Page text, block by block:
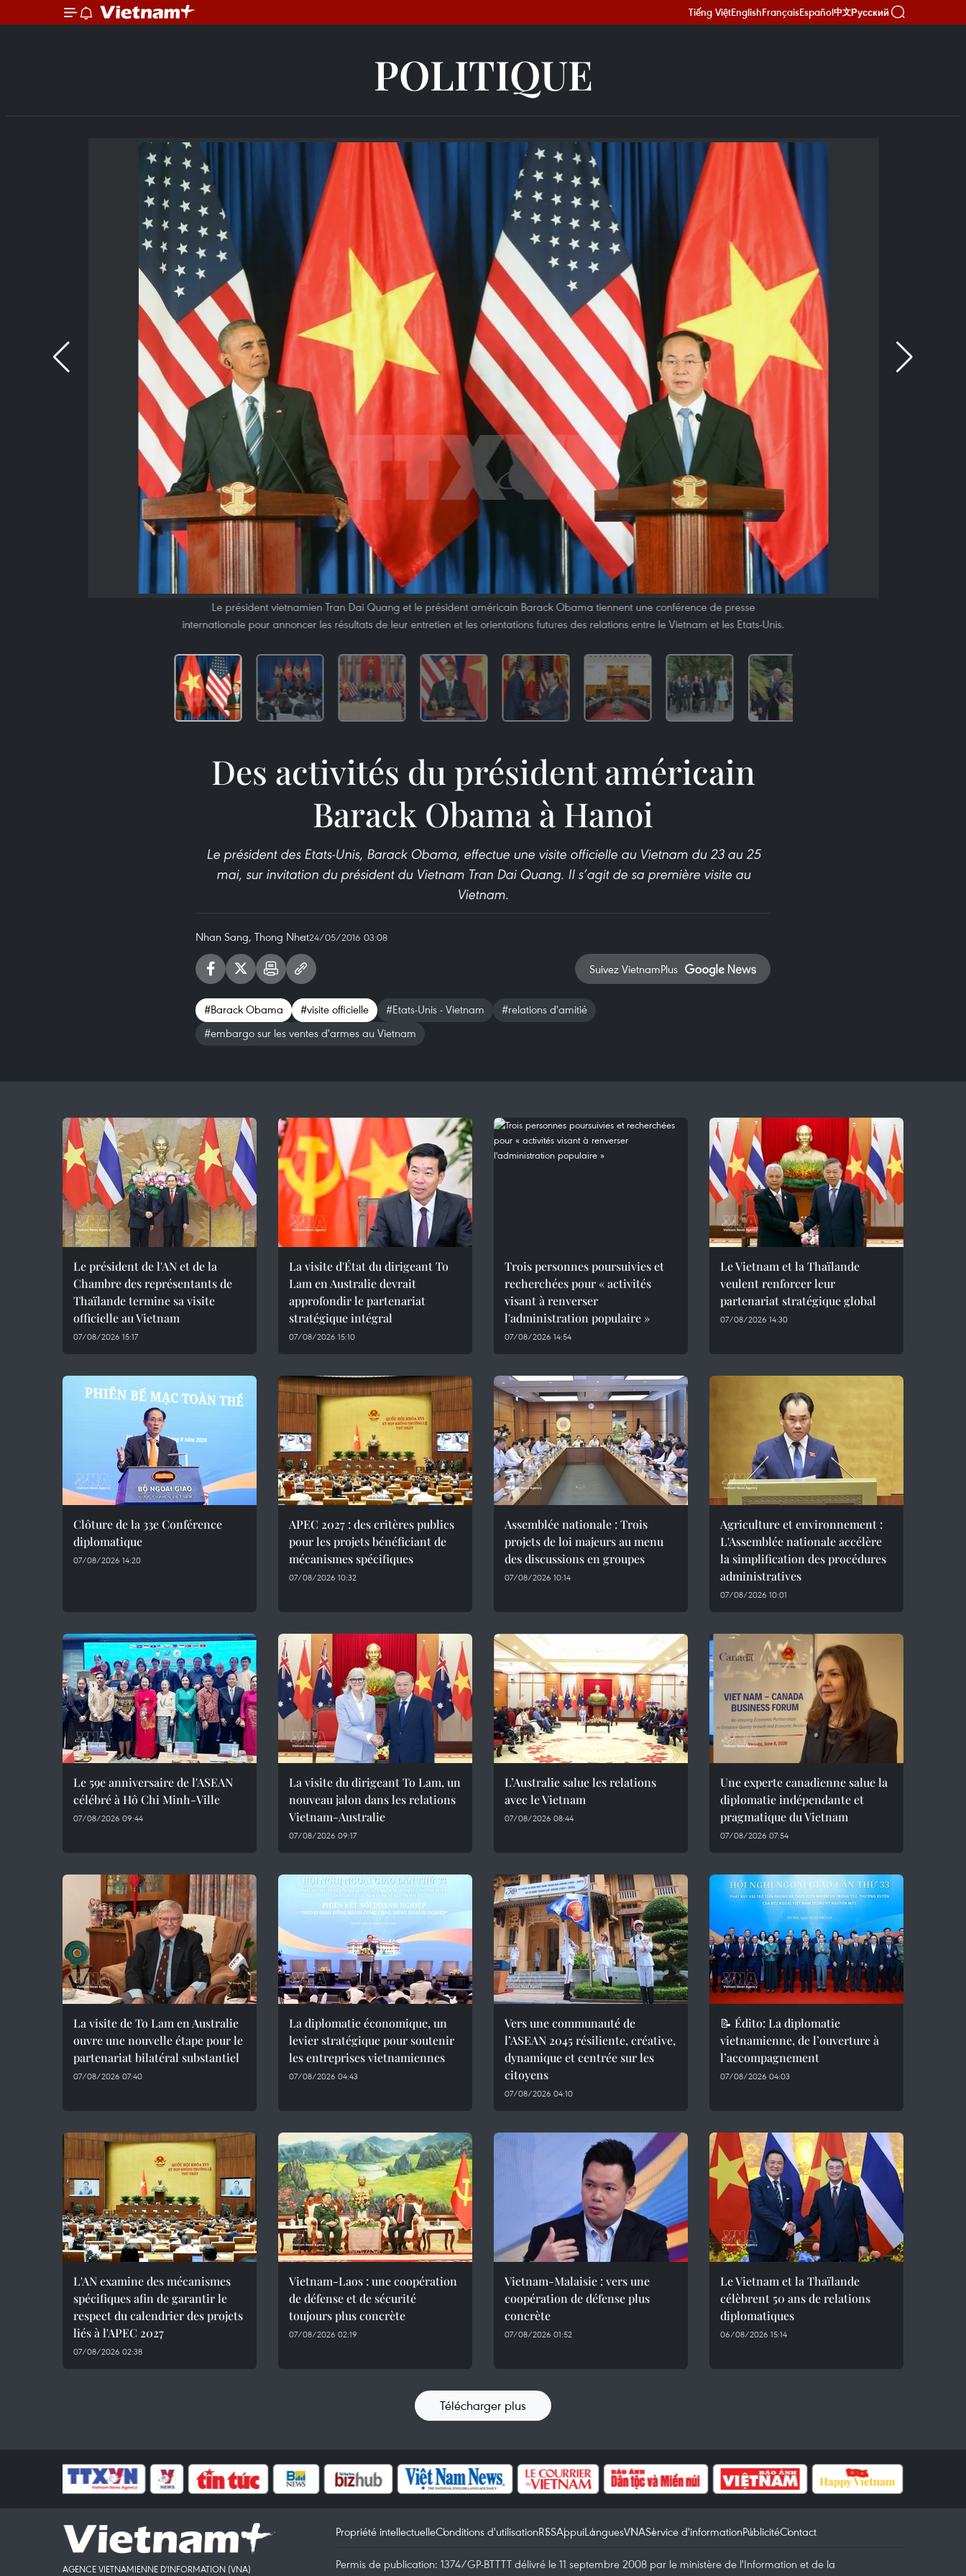
Tiếng ViệtEnglishFrançaisEspañol中文Русский
POLITIQUE
Le président vietnamien Tran Dai Quang et le président américain Barack Obama tiennent une conférence de presse
internationale pour annoncer les résultats de leur entretien et les orientations futures des relations entre le Vietnam et les Etats-Unis.
Des activités du président américain
Barack Obama à Hanoi
Le président des Etats-Unis, Barack Obama, effectue une visite officielle au Vietnam du 23 au 25
mai, sur invitation du président du Vietnam Tran Dai Quang. Il s’agit de sa première visite au
Vietnam.
Nhan Sang, Thong Nhat24/05/2016 03:08
Suivez VietnamPlus
#Barack Obama #visite officielle #Etats-Unis - Vietnam
#relations d'amitié
#embargo sur les ventes d'armes au Vietnam
Le président de l'AN et de la
Chambre des représentants de
Thaïlande termine sa visite
officielle au Vietnam
07/08/2026 15:17
La visite d'État du dirigeant To
Lam en Australie devrait
approfondir le partenariat
stratégique intégral
07/08/2026 15:10
Trois personnes poursuivies et
recherchées pour « activités
visant à renverser
l'administration populaire »
07/08/2026 14:54
Le Vietnam et la Thaïlande
veulent renforcer leur
partenariat stratégique global
07/08/2026 14:30
Clôture de la 33e Conférence
diplomatique
07/08/2026 14:20
APEC 2027 : des critères publics
pour les projets bénéficiant de
mécanismes spécifiques
07/08/2026 10:32
Assemblée nationale : Trois
projets de loi majeurs au menu
des discussions en groupes
07/08/2026 10:14
Agriculture et environnement :
L'Assemblée nationale accélère
la simplification des procédures
administratives
07/08/2026 10:01
Le 59e anniversaire de l'ASEAN
célébré à Hô Chi Minh-Ville
07/08/2026 09:44
La visite du dirigeant To Lam, un
nouveau jalon dans les relations
Vietnam-Australie
07/08/2026 09:17
L’Australie salue les relations
avec le Vietnam
07/08/2026 08:44
Une experte canadienne salue la
diplomatie indépendante et
pragmatique du Vietnam
07/08/2026 07:54
La visite de To Lam en Australie
ouvre une nouvelle étape pour le
partenariat bilatéral substantiel
07/08/2026 07:40
La diplomatie économique, un
levier stratégique pour soutenir
les entreprises vietnamiennes
07/08/2026 04:43
Vers une communauté de
l’ASEAN 2045 résiliente, créative,
dynamique et centrée sur les
citoyens
07/08/2026 04:10
📝 Édito: La diplomatie
vietnamienne, de l’ouverture à
l’accompagnement
07/08/2026 04:03
L'AN examine des mécanismes
spécifiques afin de garantir le
respect du calendrier des projets
liés à l'APEC 2027
07/08/2026 02:38
Vietnam-Laos : une coopération
de défense et de sécurité
toujours plus concrète
07/08/2026 02:19
Vietnam-Malaisie : vers une
coopération de défense plus
concrète
07/08/2026 01:52
Le Vietnam et la Thaïlande
célèbrent 50 ans de relations
diplomatiques
06/08/2026 15:14
Télécharger plus
AGENCE VIETNAMIENNE D'INFORMATION (VNA)
Propriété intellectuelleConditions d'utilisationRSSAppuiLanguesVNAService d'informationPublicitéContact
Permis de publication: 1374/GP-BTTTT délivré le 11 septembre 2008 par le ministère de l'Information et de la